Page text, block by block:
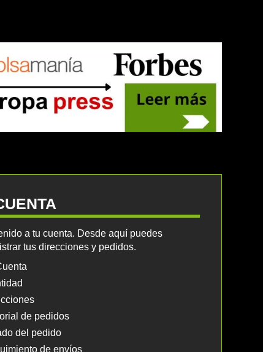
a tu cuenta. Desde aquí puedes
tus direcciones y pedidos.
de pedidos
del pedido
de envíos